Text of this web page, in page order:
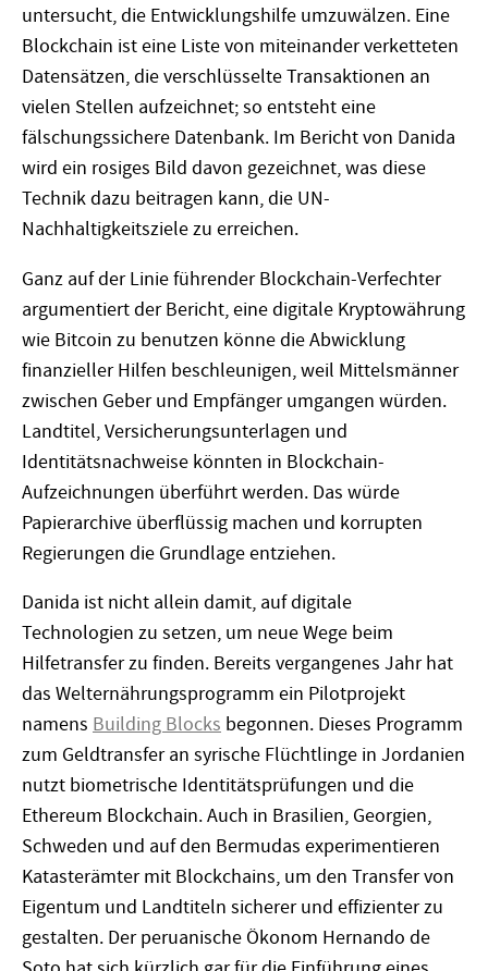
untersucht, die Entwicklungshilfe umzuwälzen. Eine
Blockchain ist eine Liste von miteinander verketteten
Datensätzen, die verschlüsselte Transaktionen an
vielen Stellen aufzeichnet; so entsteht eine
fälschungssichere Datenbank. Im Bericht von Danida
wird ein rosiges Bild davon gezeichnet, was diese
Technik dazu beitragen kann, die UN-
Nachhaltigkeitsziele zu erreichen.
Ganz auf der Linie führender Blockchain-Verfechter
argumentiert der Bericht, eine digitale Kryptowährung
wie Bitcoin zu benutzen könne die Abwicklung
finanzieller Hilfen beschleunigen, weil Mittelsmänner
zwischen Geber und Empfänger umgangen würden.
Landtitel, Versicherungsunterlagen und
Identitätsnachweise könnten in Blockchain-
Aufzeichnungen überführt werden. Das würde
Papierarchive überflüssig machen und korrupten
Regierungen die Grundlage entziehen.
Danida ist nicht allein damit, auf digitale
Technologien zu setzen, um neue Wege beim
Hilfetransfer zu finden. Bereits vergangenes Jahr hat
das Welternährungsprogramm ein Pilotprojekt
namens Building Blocks begonnen. Dieses Programm
zum Geldtransfer an syrische Flüchtlinge in Jordanien
nutzt biometrische Identitätsprüfungen und die
Ethereum Blockchain. Auch in Brasilien, Georgien,
Schweden und auf den Bermudas experimentieren
Katas­terämter mit Blockchains, um den Transfer von
Eigentum und Landtiteln sicherer und effizienter zu
gestalten. Der peruanische Ökonom Hernando de